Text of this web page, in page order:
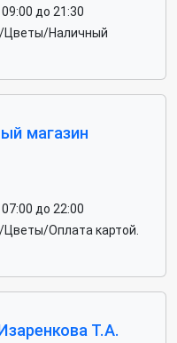
до 21:30
Цветы/Наличный
магазин
до 22:00
Оплата картой.
Т.А.